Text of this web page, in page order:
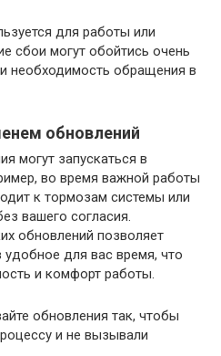
для работы или
сбои могут обойтись очень
необходимость обращения в
обновлений
могут запускаться в
во время важной работы
к тормозам системы или
вашего согласия.
обновлений позволяет
удобное для вас время, что
и комфорт работы.
обновления так, чтобы
и не вызывали